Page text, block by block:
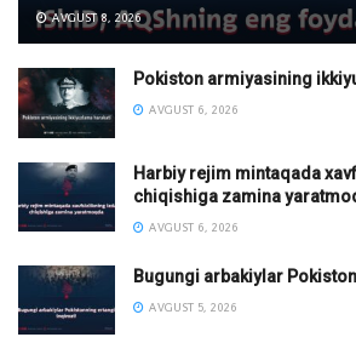
AVGUST 8, 2026
Pokiston armiyasining
AVGUST 6, 2026
Harbiy rejim mintaqada
chiqishiga zamina
AVGUST 6, 2026
Bugungi arbakiylar
AVGUST 5, 2026